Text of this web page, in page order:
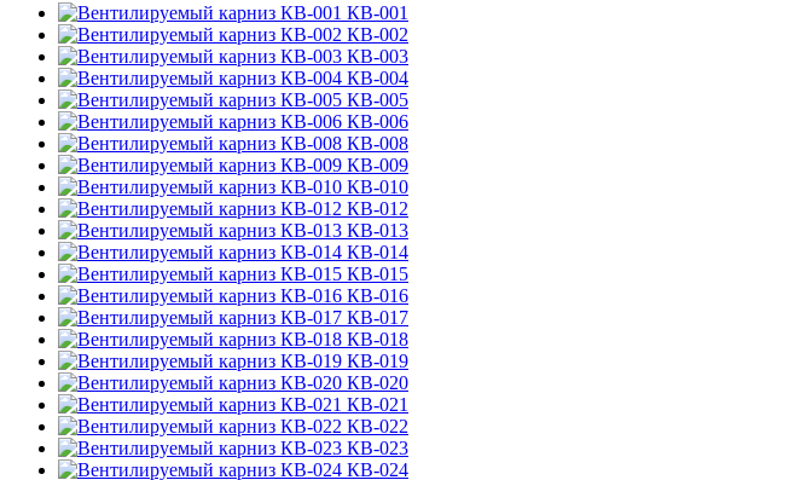
КВ-001
КВ-002
КВ-003
КВ-004
КВ-005
КВ-006
КВ-008
КВ-009
КВ-010
КВ-012
КВ-013
КВ-014
КВ-015
КВ-016
КВ-017
КВ-018
КВ-019
КВ-020
КВ-021
КВ-022
КВ-023
КВ-024